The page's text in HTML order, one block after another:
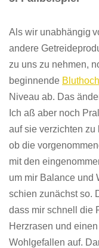
Als wir unabhängig
andere
zu uns zu nehmen,
beginnende
Niveau ab. Das
Ich aß aber noch
auf sie verzichten zu
ob die
mit den
um mir Balance und
schien zunächst so.
dass mir schnell die
Herzrasen und
Wohlgefallen auf.